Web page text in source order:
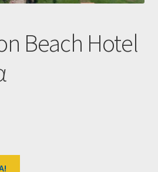
Beach Hotel